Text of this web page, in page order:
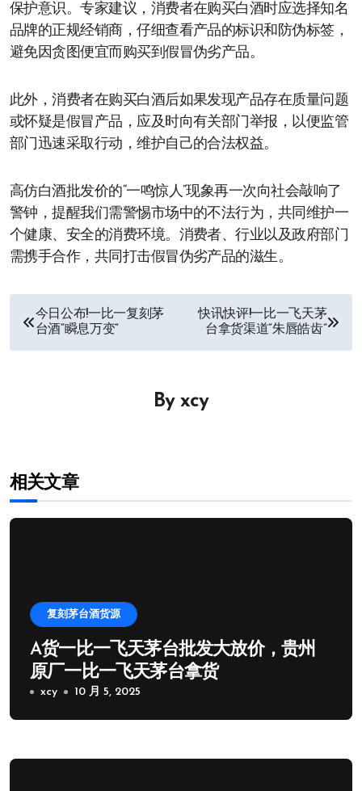
保护意识。专家建议，消费者在购买白酒时应选择知名
品牌的正规经销商，仔细查看产品的标识和防伪标签，
避免因贪图便宜而购买到假冒伪劣产品。
此外，消费者在购买白酒后如果发现产品存在质量问题
或怀疑是假冒产品，应及时向有关部门举报，以便监管
部门迅速采取行动，维护自己的合法权益。
高仿白酒批发价的“一鸣惊人”现象再一次向社会敲响了
警钟，提醒我们需警惕市场中的不法行为，共同维护一
个健康、安全的消费环境。消费者、行业以及政府部门
需携手合作，共同打击假冒伪劣产品的滋生。
文
章
今日公布!一比一复刻茅
台酒“瞬息万变”
快讯快评!一比一飞天茅
台拿货渠道“朱唇皓齿”
By xcy
相关文章
复刻茅台酒货源
A货一比一飞天茅台批发大放价，贵州
原厂一比一飞天茅台拿货
xcy 10 月 5, 2025